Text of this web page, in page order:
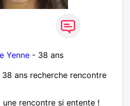
Yenne - 38 ans
ans recherche rencontre
une rencontre si entente !